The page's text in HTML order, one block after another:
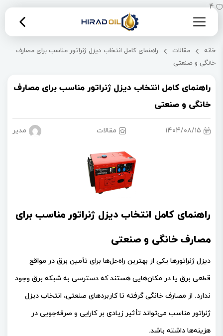
خانه مقالات
راهنمای کامل انتخاب دیزل ژنراتور مناسب برای مصارف
خانگی و صنعتی
راهنمای کامل انتخاب دیزل ژنراتور مناسب برای مصارف
خانگی و صنعتی
۱۴۰۴/۰۸/۱۵ مقالات
4
راهنمای کامل انتخاب دیزل ژنراتور مناسب برای
مصارف خانگی و صنعتی
دیزل ژنراتورها یکی از بهترین راه‌حل‌ها برای تأمین برق در مواقع
قطعی برق یا در مکان‌هایی هستند که دسترسی به شبکه برق وجود
ندارد. از مصارف خانگی گرفته تا کاربردهای صنعتی، انتخاب دیزل
ژنراتور مناسب می‌تواند تأثیر زیادی بر کارایی و صرفه‌جویی در
هزینه‌ها داشته باشد.